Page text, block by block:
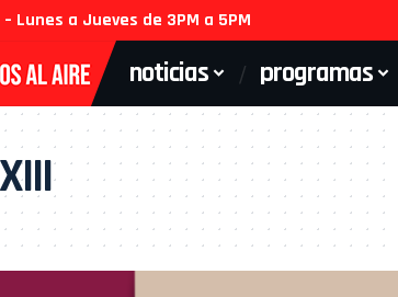
Lunes a Jueves de 3PM a 5PM
noticias programas